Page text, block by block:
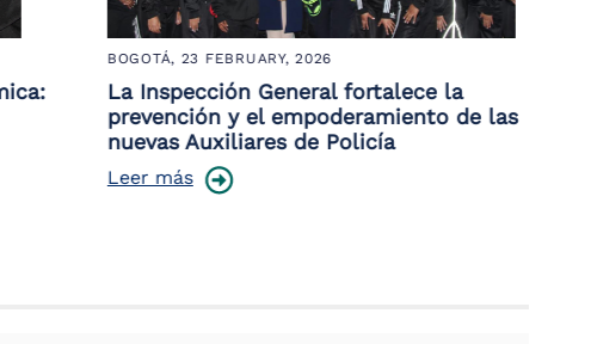
BOGOTÁ,23 FEBRUARY, 2026
La Inspección General fortalece la
prevención y el empoderamiento de las
nuevas Auxiliares de Policía
Leer más